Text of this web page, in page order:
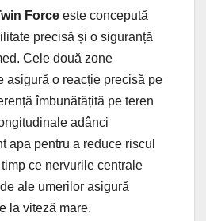
Force este concepută
precisă și o siguranță
Cele două zone
asigură o reacție precisă pe
îmbunătățită pe teren
adânci
apa pentru a reduce riscul
ce nervurile centrale
ale umerilor asigură
la viteză mare.